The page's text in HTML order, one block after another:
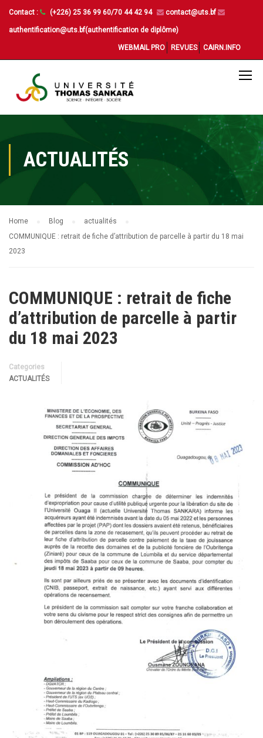
Contact : (+226) 25 36 99 60/70 44 42 94 contact@uts.bf
authentification@uts.bf(authentification de diplôme)
WEBMAIL PRO REVUES CAIRN.INFO
ACTUALITÉS
Home Blog
actualités
COMMUNIQUE : retrait de fiche d’attribution de parcelle à partir du 18 mai
2023
COMMUNIQUE : retrait de fiche
d’attribution de parcelle à partir
du 18 mai 2023
Categories
ACTUALITÉS